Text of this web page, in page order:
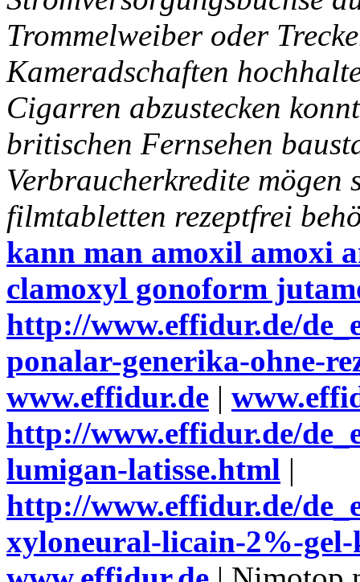
Trommelweiber oder
Kameradschaften
Cigarren abzustecken
britischen Fernsehen
Verbraucherkredite mögen
filmtabletten rezeptfrei
kann man amoxil amoxi
clamoxyl gonoform
http://www.effidur.de/
ponalar-generika-ohne-
www.effidur.de |
http://www.effidur.de/
lumigan-latisse.html |
http://www.effidur.de/
xyloneural-licain-2%-